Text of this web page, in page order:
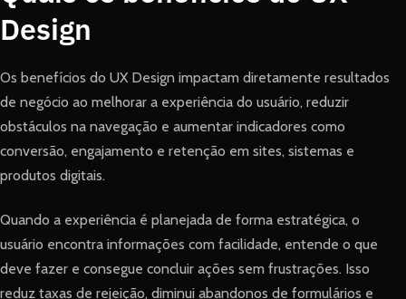
Design
Os benefícios do UX Design impactam diretamente resultados
de negócio ao melhorar a experiência do usuário, reduzir
obstáculos na navegação e aumentar indicadores como
conversão, engajamento e retenção em sites, sistemas e
produtos digitais.
Quando a experiência é planejada de forma estratégica, o
usuário encontra informações com facilidade, entende o que
deve fazer e consegue concluir ações sem frustrações. Isso
reduz taxas de rejeição, diminui abandonos de formulários e